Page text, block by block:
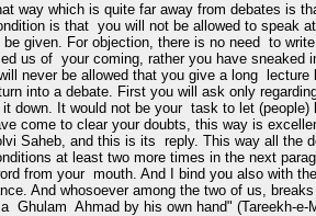
way which is quite far away from debates is
is that you will not be allowed to speak
given. For objection, there is no need to
us of your coming, rather you have
never be allowed that you give a long lecture
into a debate. First you will ask only
It would not be your task to let
come to clear your doubts, this way is
Saheb, and this is its reply. This way all the
at least two more times in the next
from your mouth. And I bind you also with
And whosoever among the two of us,
Ahmad by his own hand" (Tareekh-e-